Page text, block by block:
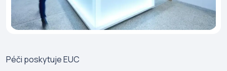
Péči poskytujeEUC